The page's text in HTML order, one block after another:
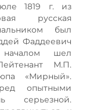
1819 г. из
русская
был
Фаддеевич
шел
М.П.
«Мирный».
опытными
серьезной.